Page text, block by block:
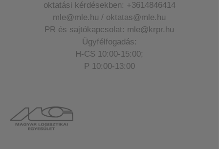
oktatási kérdésekben: +3614846414
mle@mle.hu / oktatas@mle.hu
PR és sajtókapcsolat: mle@krpr.hu
Ügyfélfogadás:
H-CS 10:00-15:00;
P 10:00-13:00